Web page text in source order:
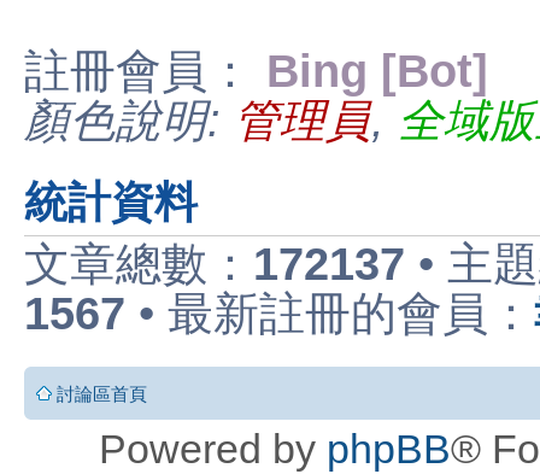
註冊會員： Bing [Bot]
顏色說明: 管理員, 全域
統計資料
文章總數： 172137 • 主
1567 • 最新註冊的會員：
討論區首頁
Powered by phpBB®